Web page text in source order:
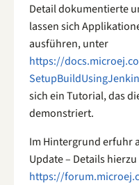
Detail dokumentierte
lassen sich
ausführen, unter
https://
sich ein Tutorial, das
demonstriert.
Im Hintergrund erfuhr
Update – Details
https://